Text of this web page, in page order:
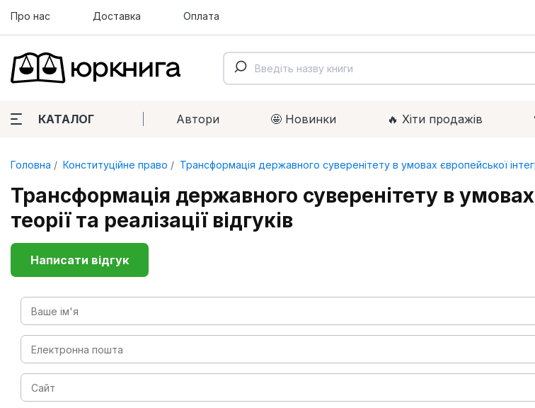
Про нас Доставка Оплата
КАТАЛОГ Автори 🤩 Новинки 🔥 Xіти продажів
Головна Конституційне право Трансформація державного суверенітету в умовах європейської
Трансформація державного суверенітету в
теорії та реалізації відгуків